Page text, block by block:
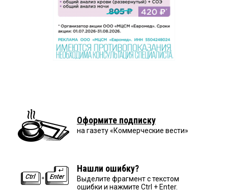
Оформите подписку
на газету «Коммерческие вести»
Нашли ошибку?
Выделите фрагмент с текстом
ошибки и нажмите Ctrl + Enter.